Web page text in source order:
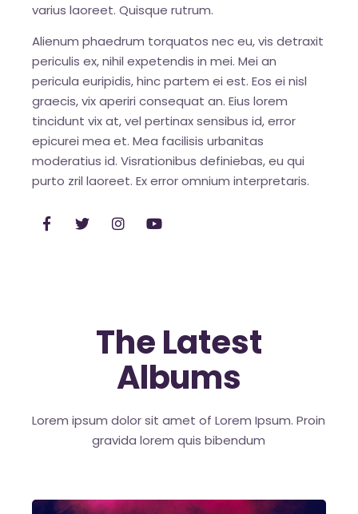
varius laoreet. Quisque rutrum.
Alienum phaedrum torquatos nec eu, vis detraxit
periculis ex, nihil expetendis in mei. Mei an
pericula euripidis, hinc partem ei est. Eos ei nisl
graecis, vix aperiri consequat an. Eius lorem
tincidunt vix at, vel pertinax sensibus id, error
epicurei mea et. Mea facilisis urbanitas
moderatius id. Visrationibus definiebas, eu qui
purto zril laoreet. Ex error omnium interpretaris.
The Latest
Albums
Lorem ipsum dolor sit amet of Lorem Ipsum. Proin
gravidalorem quis bibendum